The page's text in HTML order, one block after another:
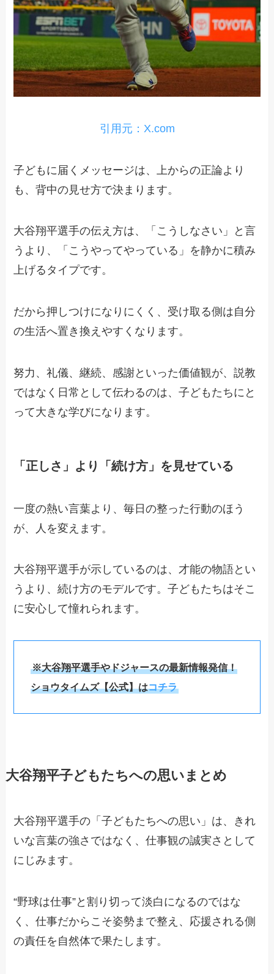
引用元：X.com
子どもに届くメッセージは、上からの正論より
も、背中の見せ方で決まります。
大谷翔平選手の伝え方は、「こうしなさい」と言
うより、「こうやってやっている」を静かに積み
上げるタイプです。
だから押しつけになりにくく、受け取る側は自分
の生活へ置き換えやすくなります。
努力、礼儀、継続、感謝といった価値観が、説教
ではなく日常として伝わるのは、子どもたちにと
って大きな学びになります。
「正しさ」より「続け方」を見せている
一度の熱い言葉より、毎日の整った行動のほう
が、人を変えます。
大谷翔平選手が示しているのは、才能の物語とい
うより、続け方のモデルです。子どもたちはそこ
に安心して憧れられます。
※大谷翔平選手やドジャースの最新情報発信！
ショウタイムズ【公式】はコチラ
大谷翔平子どもたちへの思いまとめ
大谷翔平選手の「子どもたちへの思い」は、きれ
いな言葉の強さではなく、仕事観の誠実さとして
にじみます。
“野球は仕事”と割り切って淡白になるのではな
く、仕事だからこそ姿勢まで整え、応援される側
の責任を自然体で果たします。